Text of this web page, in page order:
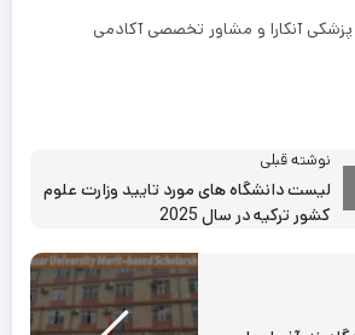
پزشکی آنکارا و مشاور تخصصی آکادمی
نوشته قبلی
لیست دانشگاه های مورد تایید وزارت علوم
کشور ترکیه در سال 2025